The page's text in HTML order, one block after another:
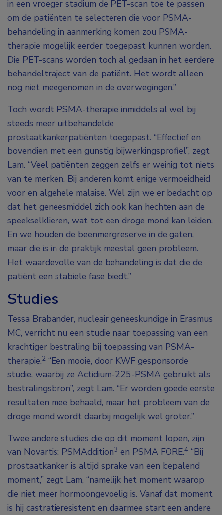
in een vroeger stadium de PET-scan toe te passen
om de patiënten te selecteren die voor PSMA-
behandeling in aanmerking komen zou PSMA-
therapie mogelijk eerder toegepast kunnen worden.
Die PET-scans worden toch al gedaan in het eerdere
behandeltraject van de patiënt. Het wordt alleen
nog niet meegenomen in de overwegingen.”
Toch wordt PSMA-therapie inmiddels al wel bij
steeds meer uitbehandelde
prostaatkankerpatiënten toegepast. “Effectief en
bovendien met een gunstig bijwerkingsprofiel”, zegt
Lam. “Veel patiënten zeggen zelfs er weinig tot niets
van te merken. Bij anderen komt enige vermoeidheid
voor en algehele malaise. Wel zijn we er bedacht op
dat het geneesmiddel zich ook kan hechten aan de
speekselklieren, wat tot een droge mond kan leiden.
En we houden de beenmergreserve in de gaten,
maar die is in de praktijk meestal geen probleem.
Het waardevolle van de behandeling is dat die de
patiënt een stabiele fase biedt.”
Studies
Tessa Brabander, nucleair geneeskundige in Erasmus
MC, verricht nu een studie naar toepassing van een
krachtiger bestraling bij toepassing van PSMA-
therapie.2 “Een mooie, door KWF gesponsorde
studie, waarbij ze Actidium-225-PSMA gebruikt als
bestralingsbron”, zegt Lam. “Er worden goede eerste
resultaten mee behaald, maar het probleem van de
droge mond wordt daarbij mogelijk wel groter.”
Twee andere studies die op dit moment lopen, zijn
van Novartis: PSMAddition3 en PSMA FORE.4 “Bij
prostaatkanker is altijd sprake van een bepalend
moment,” zegt Lam, “namelijk het moment waarop
die niet meer hormoongevoelig is. Vanaf dat moment
is hij castratieresistent en daarmee start een andere